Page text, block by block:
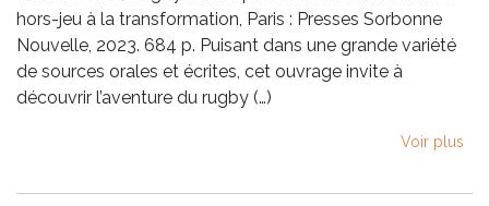
hors-jeu à la transformation, Paris : Presses Sorbonne
Nouvelle, 2023. 684 p. Puisant dans une grande variété
de sources orales et écrites, cet ouvrage invite à
découvrir l’aventure du rugby (…)
Voir plus